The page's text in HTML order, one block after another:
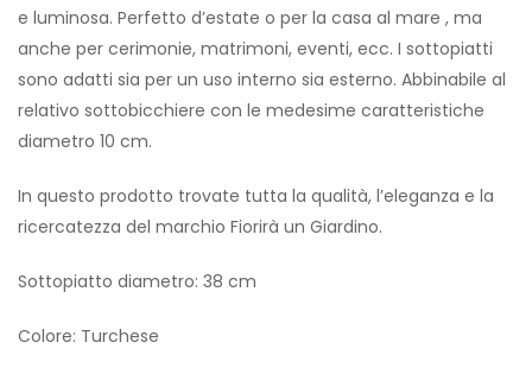
e luminosa. Perfetto d’estate o per la casa al mare , ma
anche per cerimonie, matrimoni, eventi, ecc. I sottopiatti
sono adatti sia per un uso interno sia esterno. Abbinabile al
relativo sottobicchiere con le medesime caratteristiche
diametro 10 cm.
In questo prodotto trovate tutta la qualità, l’eleganza e la
ricercatezza del marchio Fiorirà un Giardino.
Sottopiatto diametro: 38 cm
Colore: Turchese